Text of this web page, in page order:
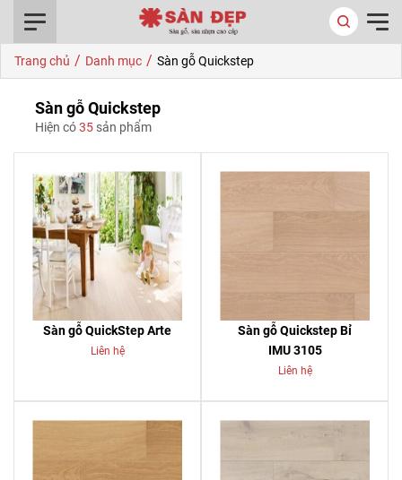
Trang chủ / Danh mục / Sàn gỗ Quickstep
Sàn gỗ Quickstep
Hiện có35 sản phẩm
Sàn gỗ QuickStep Arte
Liên hệ
Sàn gỗ Quickstep Bỉ
IMU 3105
Liên hệ